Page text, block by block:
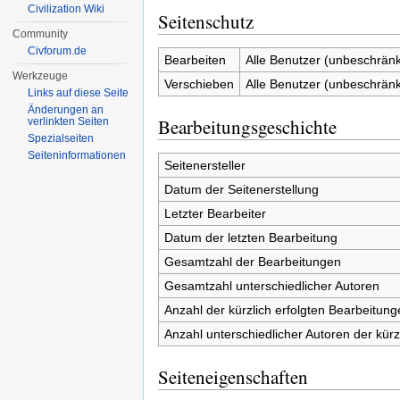
Seitenschutz
Bearbeiten
Alle Benutzer
Verschieben
Alle Benutzer
Bearbeitungsgeschichte
Seitenersteller
Datum der Seitenerstellung
Letzter Bearbeiter
Datum der letzten Bearbeitung
Gesamtzahl der Bearbeitungen
Gesamtzahl unterschiedlicher Autoren
Anzahl der kürzlich erfolgten
Anzahl unterschiedlicher Autoren der
Seiteneigenschaften
Civilization Wiki
Community
Civforum.de
Werkzeuge
Links auf diese Seite
Änderungen an
verlinkten Seiten
Spezialseiten
Seiten­informationen